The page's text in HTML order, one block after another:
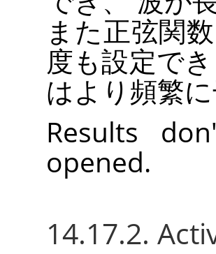
また正弦関
度も設定で
はより頻繁
Results
opened.
14.17.2.